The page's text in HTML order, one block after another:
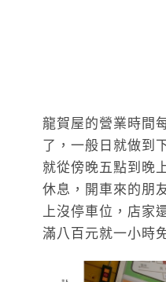
龍賀屋的營業時間
了，一般日就做到
就從傍晚五點到晚
休息，開車來的朋
上沒停車位，店家
滿八百元就一小時